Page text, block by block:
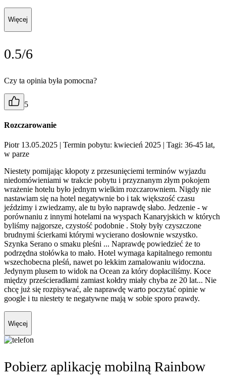
Więcej
0.5/6
Czy ta opinia była pomocna?
5
Rozczarowanie
Piotr 13.05.2025 | Termin pobytu: kwiecień 2025 | Tagi: 36-45 lat,
w parze
Niestety pomijając kłopoty z przesunięciemi terminów wyjazdu
niedomówieniami w trakcie pobytu i przyznanym złym pokojem
wrażenie hotelu było jednym wielkim rozczarowniem. Nigdy nie
nastawiam się na hotel negatywnie bo i tak większość czasu
jeździmy i zwiedzamy, ale tu było naprawdę słabo. Jedzenie - w
porównaniu z innymi hotelami na wyspach Kanaryjskich w których
byliśmy najgorsze, czystość podobnie . Stoły były czyszczone
brudnymi ścierkami którymi wycierano dosłownie wszystko.
Szynka Serano o smaku pleśni ... Naprawdę powiedzieć że to
podrzędna stołówka to mało. Hotel wymaga kapitalnego remontu
wszechobecna pleśń, nawet po lekkim zamalowaniu widoczna.
Jedynym plusem to widok na Ocean za który dopłaciliśmy. Koce
między prześcieradłami zamiast kołdry miały chyba ze 20 lat... Nie
chcę już się rozpisywać, ale naprawdę warto poczytać opinie w
google i tu niestety te negatywne mają w sobie sporo prawdy.
Więcej
Pobierz aplikację mobilną Rainbow